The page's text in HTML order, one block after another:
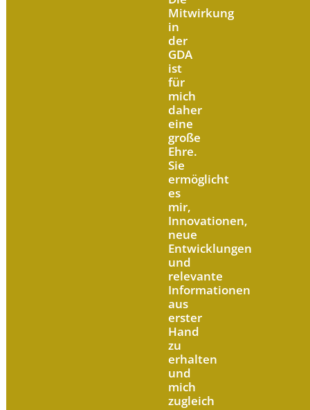
Mitwirkung
in
der
GDA
ist
für
mich
daher
eine
große
Ehre.
Sie
ermöglicht
es
mir,
Innovationen,
neue
Entwicklungen
und
relevante
Informationen
aus
erster
Hand
zu
erhalten
und
mich
zugleich